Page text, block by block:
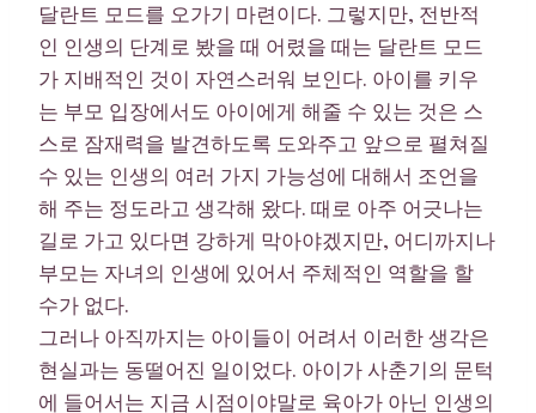
달란트 모드를 오가기 마련이다. 그렇지만, 전반적
인 인생의 단계로 봤을 때 어렸을 때는 달란트 모드
가 지배적인 것이 자연스러워 보인다. 아이를 키우
는 부모 입장에서도 아이에게 해줄 수 있는 것은 스
스로 잠재력을 발견하도록 도와주고 앞으로 펼쳐질
수 있는 인생의 여러 가지 가능성에 대해서 조언을
해 주는 정도라고 생각해 왔다. 때로 아주 어긋나는
길로 가고 있다면 강하게 막아야겠지만, 어디까지나
부모는 자녀의 인생에 있어서 주체적인 역할을 할
수가 없다.
그러나 아직까지는 아이들이 어려서 이러한 생각은
현실과는 동떨어진 일이었다. 아이가 사춘기의 문턱
에 들어서는 지금 시점이야말로 육아가 아닌 인생의